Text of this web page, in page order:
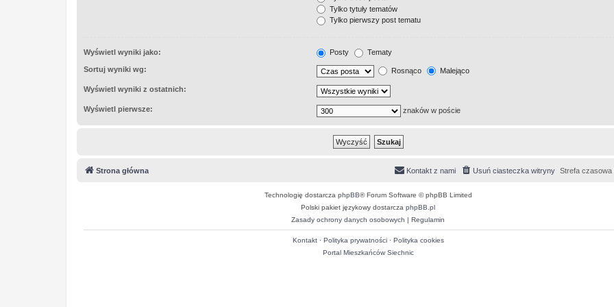
Tylko tytuły tematów
Tylko pierwszy post tematu
Wyświetl wyniki jako: Posty Tematy
Sortuj wyniki wg: Rosnąco Malejąco
Wyświetl wyniki z ostatnich:
Wyświetl pierwsze: znaków w poście
Strona główna Strefa czasowa
Usuń ciasteczka witryny
Kontakt z nami
Technologię dostarcza phpBB® Forum Software © phpBB Limited
Polski pakiet językowy dostarcza phpBB.pl
Zasady ochrony danych osobowych | Regulamin
Kontakt· Polityka prywatności· Polityka cookies
Portal Mieszkańców Siechnic